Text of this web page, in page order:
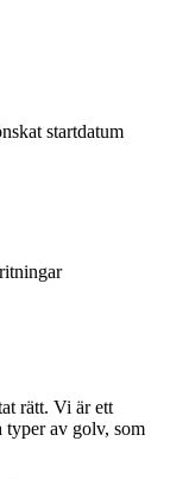
startdatum
rätt. Vi är ett
typer av golv, som